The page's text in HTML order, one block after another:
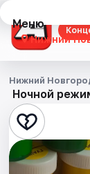
Меню
Нижний
Концерты
Театр
Стендап
Выставки
Ночной
Нижний